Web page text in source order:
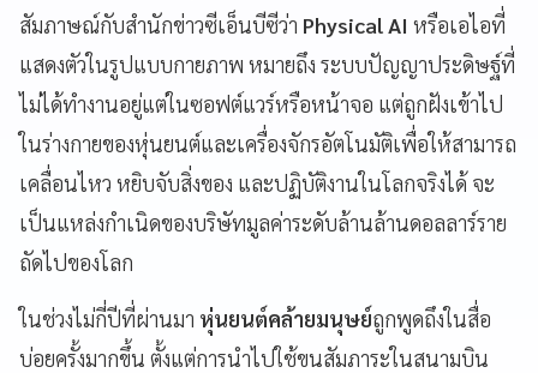
สัมภาษณ์กับสำนักข่าวซีเอ็นบีซีว่า Physical AI หรือเอไอที่
แสดงตัวในรูปแบบกายภาพ หมายถึง ระบบปัญญาประดิษฐ์ที่
ไม่ได้ทำงานอยู่แต่ในซอฟต์แวร์หรือหน้าจอ แต่ถูกฝังเข้าไป
ในร่างกายของหุ่นยนต์และเครื่องจักรอัตโนมัติเพื่อให้สามารถ
เคลื่อนไหว หยิบจับสิ่งของ และปฏิบัติงานในโลกจริงได้ จะ
เป็นแหล่งกำเนิดของบริษัทมูลค่าระดับล้านล้านดอลลาร์ราย
ถัดไปของโลก
ในช่วงไม่กี่ปีที่ผ่านมา หุ่นยนต์คล้ายมนุษย์ถูกพูดถึงในสื่อ
บ่อยครั้งมากขึ้น ตั้งแต่การนำไปใช้ขนสัมภาระในสนามบิน